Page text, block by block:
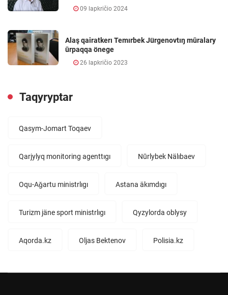
09 lapkričio 2024
Alaş qairatkerı Temırbek Jürgenovtıŋ mūralary
ūrpaqqa önege
26 lapkričio 2023
Taqyryptar
Qasym-Jomart Toqaev
Qarjylyq monitoring agenttıgı Nūrlybek Nälıbaev
Oqu-Aǧartu ministrlıgı Astana äkımdıgı
Turizm jäne sport ministrlıgı Qyzylorda oblysy
Aqorda.kz Oljas Bektenov Polisia.kz